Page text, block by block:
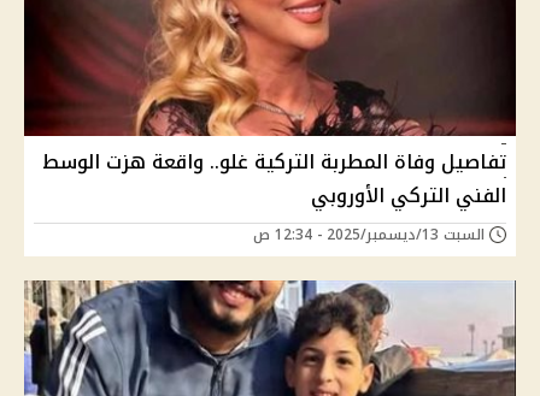
تفاصيل وفاة المطربة التركية غلو.. واقعة هزت الوسط
الفني التركي الأوروبي
السبت 13/ديسمبر/2025 - 12:34 ص